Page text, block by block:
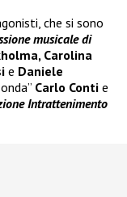
che si sono
musicale di
Carolina
e Daniele
Carlo Conti e
Intrattenimento